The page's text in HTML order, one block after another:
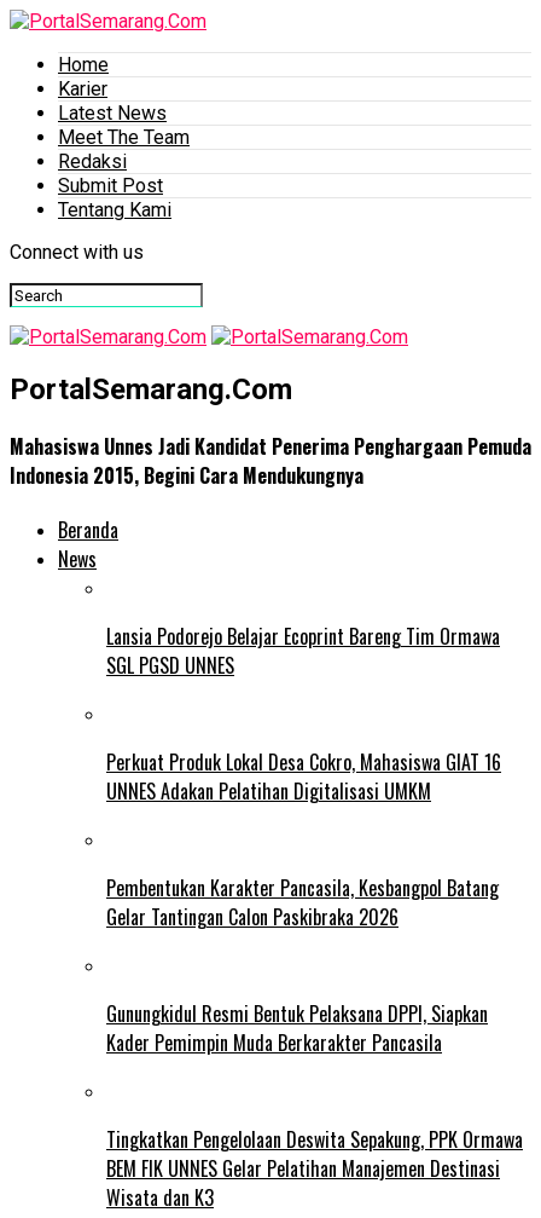
Home
Karier
Latest News
Meet The Team
Redaksi
Submit Post
Tentang Kami
Connect with us
PortalSemarang.Com
Mahasiswa Unnes Jadi Kandidat Penerima Penghargaan Pemuda
Indonesia 2015, Begini Cara Mendukungnya
Beranda
News
Lansia Podorejo Belajar Ecoprint Bareng Tim Ormawa
SGL PGSD UNNES
Perkuat Produk Lokal Desa Cokro, Mahasiswa GIAT 16
UNNES Adakan Pelatihan Digitalisasi UMKM
Pembentukan Karakter Pancasila, Kesbangpol Batang
Gelar Tantingan Calon Paskibraka 2026
Gunungkidul Resmi Bentuk Pelaksana DPPI, Siapkan
Kader Pemimpin Muda Berkarakter Pancasila
Tingkatkan Pengelolaan Deswita Sepakung, PPK Ormawa
BEM FIK UNNES Gelar Pelatihan Manajemen Destinasi
Wisata dan K3